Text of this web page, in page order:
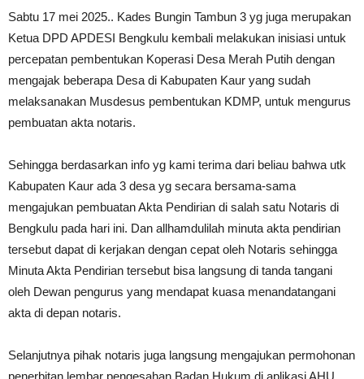
Sabtu 17 mei 2025.. Kades Bungin Tambun 3 yg juga merupakan
Ketua DPD APDESI Bengkulu kembali melakukan inisiasi untuk
percepatan pembentukan Koperasi Desa Merah Putih dengan
mengajak beberapa Desa di Kabupaten Kaur yang sudah
melaksanakan Musdesus pembentukan KDMP, untuk mengurus
pembuatan akta notaris.
Sehingga berdasarkan info yg kami terima dari beliau bahwa utk
Kabupaten Kaur ada 3 desa yg secara bersama-sama
mengajukan pembuatan Akta Pendirian di salah satu Notaris di
Bengkulu pada hari ini. Dan allhamdulilah minuta akta pendirian
tersebut dapat di kerjakan dengan cepat oleh Notaris sehingga
Minuta Akta Pendirian tersebut bisa langsung di tanda tangani
oleh Dewan pengurus yang mendapat kuasa menandatangani
akta di depan notaris.
Selanjutnya pihak notaris juga langsung mengajukan permohonan
penerbitan lembar pengesahan Badan Hukum di aplikasi AHU